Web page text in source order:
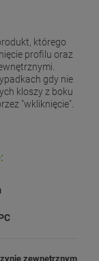
którego
profilu oraz
gdy nie
kloszy z boku
"wkliknięcie".
zewnętrznym